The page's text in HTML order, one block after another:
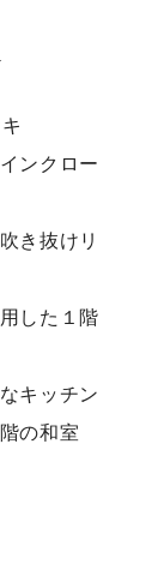
ート
準
ンクロー
き抜けリ
した１階
キッチン
の和室